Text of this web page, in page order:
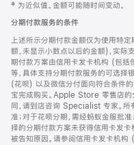
页
页
脚
注
‡ 为近似值。金额可能随时间变动。
分期付款服务的条件
上述所示分期付款金额仅为使用特
额，未显示小数点以后的金额)，实际
期付款方案由信用卡发卡机构 (包括
等，具体支持分期付款服务的可选择
(花呗) 以及微信分付面向符合条件
宝完成购买。Apple Store 零售店
同，请到店咨询 Specialist 专家。
准；对于花呗分期，需经蚂蚁金服批
择的分期付款方案未获得信用卡发卡
被告知原因。请参阅信用卡发卡机构